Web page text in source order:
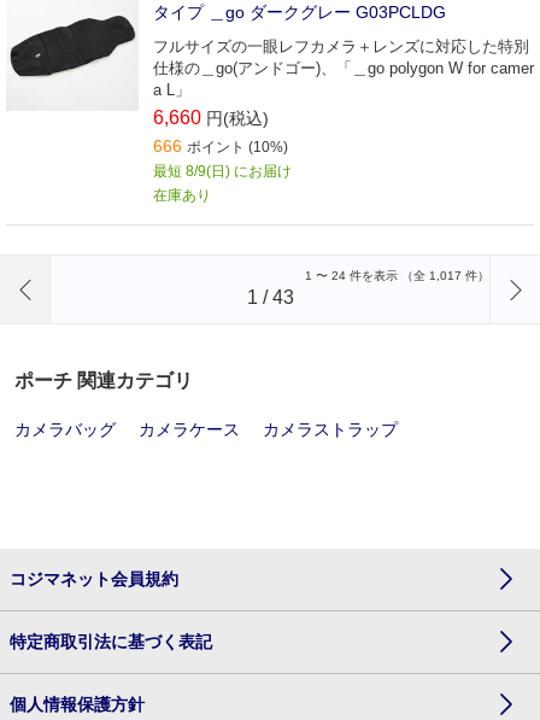
タイプ ＿go ダークグレー G03PCLDG
フルサイズの一眼レフカメラ＋レンズに対応した特別
仕様の＿go(アンドゴー)、「＿go polygon W for camer
a L」
6,660 円(税込)
666 ポイント (10%)
最短 8/9(日) にお届け
在庫あり
1 〜 24 件を表示 （全 1,017 件）
1 /43
ポーチ 関連カテゴリ
カメラバッグ カメラケース カメラストラップ
コジマネット会員規約
特定商取引法に基づく表記
個人情報保護方針